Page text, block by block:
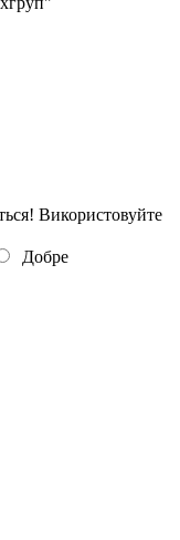
Використовуйте
Добре